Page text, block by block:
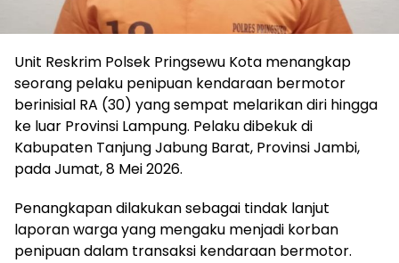
Unit Reskrim Polsek Pringsewu Kota menangkap
seorang pelaku penipuan kendaraan bermotor
berinisial RA (30) yang sempat melarikan diri hingga
ke luar Provinsi Lampung. Pelaku dibekuk di
Kabupaten Tanjung Jabung Barat, Provinsi Jambi,
pada Jumat, 8 Mei 2026.
Penangkapan dilakukan sebagai tindak lanjut
laporan warga yang mengaku menjadi korban
penipuan dalam transaksi kendaraan bermotor.